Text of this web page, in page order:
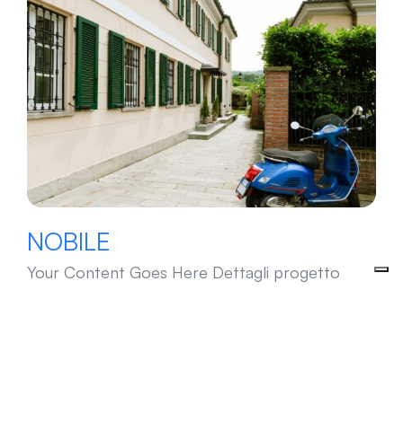
NOBILE
NOBILE
Your Content Goes Here Dettagli progetto